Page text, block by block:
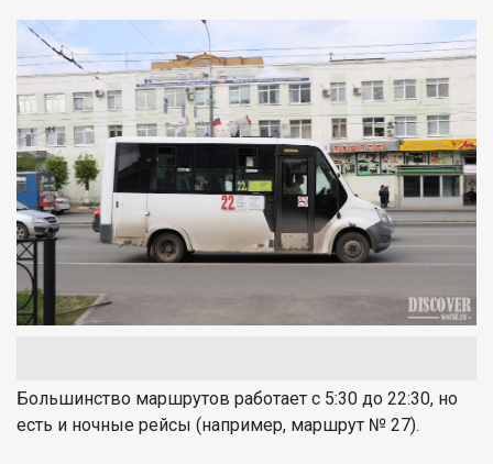
Большинство маршрутов работает с 5:30 до 22:30, но
есть и ночные рейсы (например, маршрут № 27).